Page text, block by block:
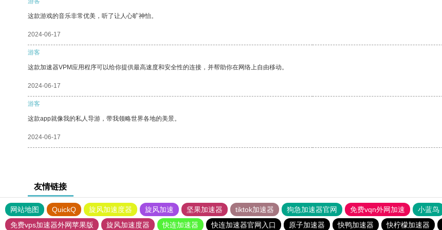
这款游戏的音乐非常优美，听了让人心旷神怡。
2024-06-17
游客
这款加速器VPM应用程序可以给你提供最高速度和安全性的连接，并帮助你在网络上自由移动。
2024-06-17
游客
这款app就像我的私人导游，带我领略世界各地的美景。
2024-06-17
友情链接
网站地图 QuickQ 旋风加速度器 旋风加速 坚果加速器 tiktok加速器 狗急加速器官网 免费vqn外网加速 小蓝鸟
免费vps加速器外网苹果版
旋风加速度器 快连加速器 快连加速器官网入口 原子加速器 快鸭加速器 快柠檬加速器